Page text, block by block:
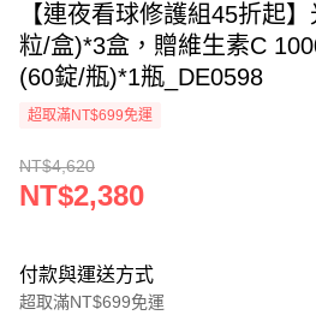
【連夜看球修護組45折起
粒/盒)*3盒，贈維生素C
(60錠/瓶)*1瓶_DE0598
超取滿NT$699免運
NT$4,620
NT$2,380
付款與運送方式
超取滿NT$699免運